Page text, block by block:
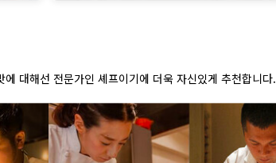
대해선 전문가인 셰프이기에 더욱 자신있게 추천합니다.